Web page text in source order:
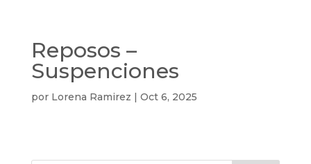
Reposos –
Suspenciones
por Lorena Ramirez | Oct 6, 2025